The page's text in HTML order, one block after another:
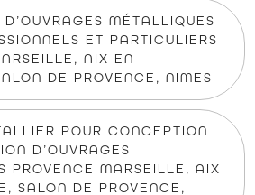
MÉTALLIQUES
ET PARTICULIERS
AIX EN
DE PROVENCE, NIMES
POUR CONCEPTION
D’OUVRAGES
PROVENCE MARSEILLE, AIX
SALON DE PROVENCE,